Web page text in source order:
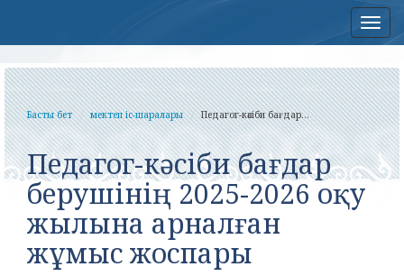
Басты бет мектеп іс-шаралары Педагог-кәсіби бағдар...
Педагог-кәсіби бағдар
берушінің 2025-2026 оқу
жылына арналған
жұмыс жоспары